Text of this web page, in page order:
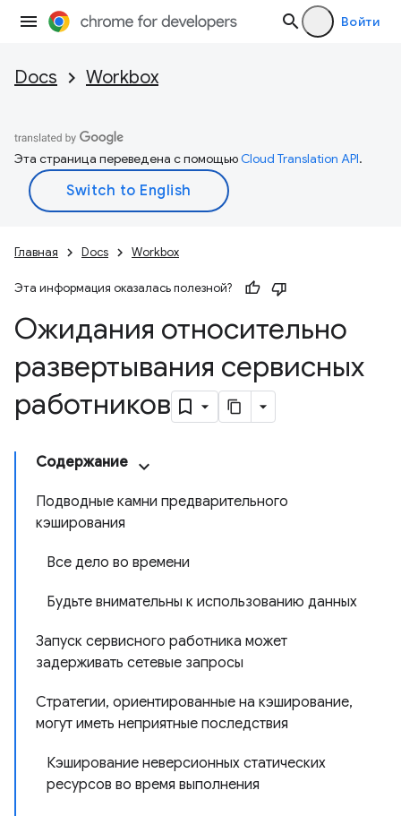
Войти
Docs Workbox
Эта страница переведена с помощьюCloud Translation API.
Главная Docs Workbox
Эта информация оказалась полезной?
Ожидания относительно
развертывания сервисных
работников
Содержание
Подводные камни предварительного
кэширования
Все дело во времени
Будьте внимательны к использованию данных
Запуск сервисного работника может
задерживать сетевые запросы
Стратегии, ориентированные на кэширование,
могут иметь неприятные последствия
Кэширование неверсионных статических
ресурсов во время выполнения